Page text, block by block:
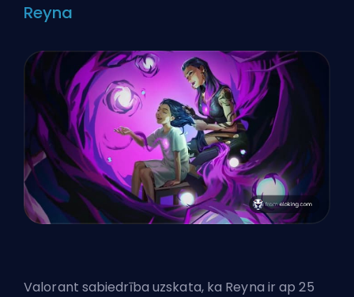
Reyna
Valorant sabiedrība uzskata, ka Reyna ir ap 25